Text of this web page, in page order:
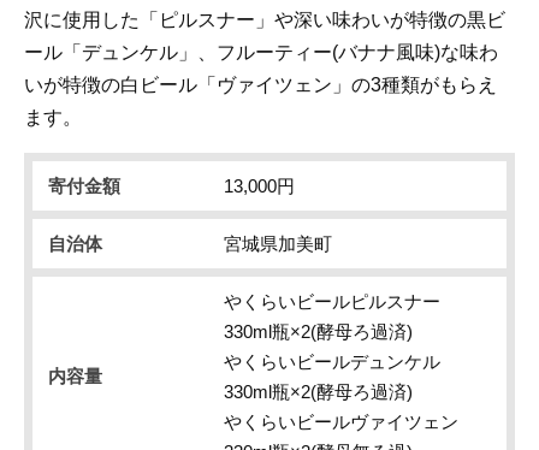
沢に使用した「ピルスナー」や深い味わいが特徴の黒ビ
ール「デュンケル」、フルーティー(バナナ風味)な味わ
いが特徴の白ビール「ヴァイツェン」の3種類がもらえ
ます。
寄付金額 13,000円
自治体 宮城県加美町
内容量
やくらいビールピルスナー
330ml瓶×2(酵母ろ過済)
やくらいビールデュンケル
330ml瓶×2(酵母ろ過済)
やくらいビールヴァイツェン